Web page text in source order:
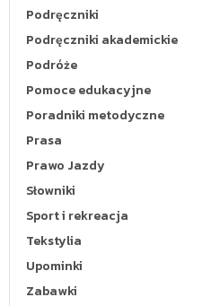
Podręczniki
Podręczniki akademickie
Podróże
Pomoce edukacyjne
Poradniki metodyczne
Prasa
Prawo Jazdy
Słowniki
Sport i rekreacja
Tekstylia
Upominki
Zabawki